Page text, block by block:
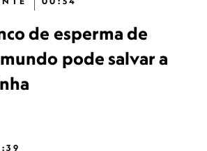
de esperma de
pode salvar a